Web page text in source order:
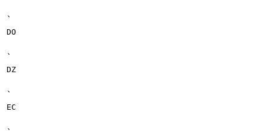
、
DO
、
DZ
、
EC
、